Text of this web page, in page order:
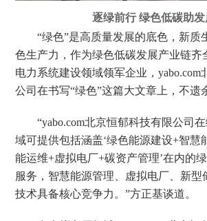
逐绿前行 绿色低碳助发
“绿色”是高质量发展的底色，新质
色生产力，作为绿色低碳发展产业链齐
电力系统建设领域领军企业，yabo.com
公司在书写“绿色”这篇大文章上，不遗
“yabo.com北京恒郁科技有限公司在
域可提供包括涵盖‘绿色能源建设+智慧
能运维+虚拟电厂+碳资产管理’在内的
服务，智慧能源管理、虚拟电厂、新型
技术具备核心竞争力。”方正基谈道。